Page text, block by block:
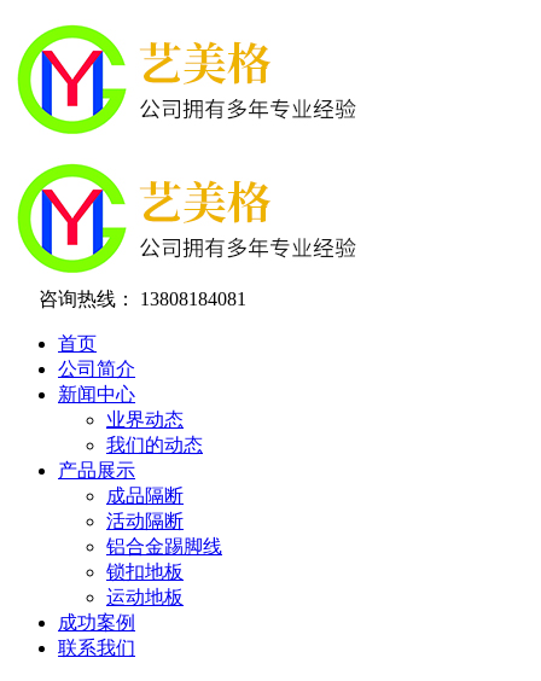
咨询热线： 13808184081
首页
公司简介
新闻中心
业界动态
我们的动态
产品展示
成品隔断
活动隔断
铝合金踢脚线
锁扣地板
运动地板
成功案例
联系我们